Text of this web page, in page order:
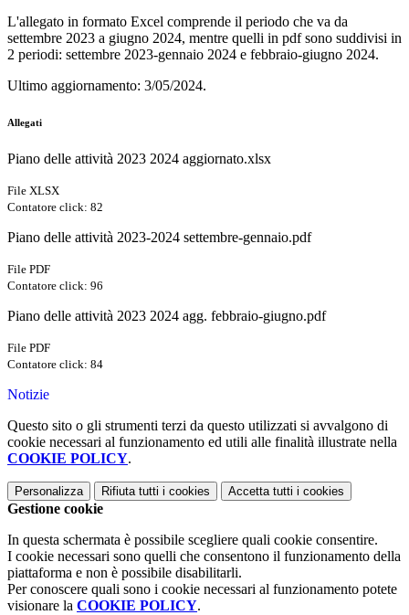
L'allegato in formato Excel comprende il periodo che va da
settembre 2023 a giugno 2024, mentre quelli in pdf sono suddivisi in
2 periodi: settembre 2023-gennaio 2024 e febbraio-giugno 2024.
Ultimo aggiornamento: 3/05/2024.
Allegati
Piano delle attività 2023 2024 aggiornato.xlsx
File XLSX
Contatore click: 82
Piano delle attività 2023-2024 settembre-gennaio.pdf
File PDF
Contatore click: 96
Piano delle attività 2023 2024 agg. febbraio-giugno.pdf
File PDF
Contatore click: 84
Notizie
Questo sito o gli strumenti terzi da questo utilizzati si avvalgono di
cookie necessari al funzionamento ed utili alle finalità illustrate nella
COOKIE POLICY.
Personalizza Rifiuta tutti i cookies Accetta tutti i cookies
Gestione cookie
In questa schermata è possibile scegliere quali cookie consentire.
I cookie necessari sono quelli che consentono il funzionamento della
piattaforma e non è possibile disabilitarli.
Per conoscere quali sono i cookie necessari al funzionamento potete
visionare la COOKIE POLICY.